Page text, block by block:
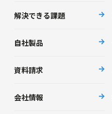
解決できる課題
自社製品
資料請求
会社情報